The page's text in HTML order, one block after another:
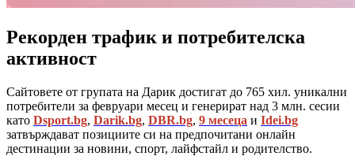
Рекорден трафик и потребителска
активност
Сайтовете от групата на Дарик достигат до 765 хил. уникални
потребители за февруари месец и генерират над 3 млн. сесии
като Dsport.bg, Darik.bg, DBR.bg, 9 месеца и Idei.bg
затвърждават позициите си на предпочитани онлайн
дестинации за новини, спорт, лайфстайл и родителство.